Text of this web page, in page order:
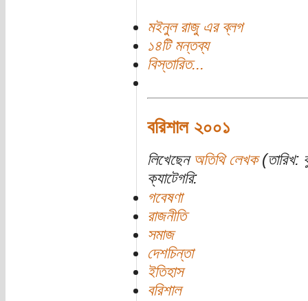
মইনুল রাজু এর ব্লগ
১৪টি মন্তব্য
বিস্তারিত...
বরিশাল ২০০১
লিখেছেন অতিথি লেখক(তারিখ:
ক্যাটেগরি:
গবেষণা
রাজনীতি
সমাজ
দেশচিন্তা
ইতিহাস
বরিশাল